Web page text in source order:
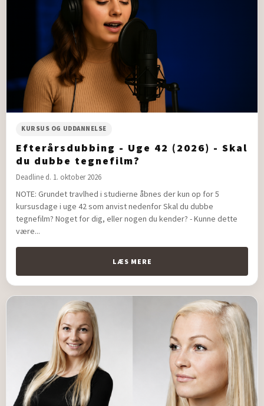
KURSUS OG UDDANNELSE
Efterårsdubbing - Uge 42 (2026) - Skal
du dubbe tegnefilm?
Deadline d. 1. oktober 2026
NOTE: Grundet travlhed i studierne åbnes der kun op for 5
kursusdage i uge 42 som anvist nedenfor Skal du dubbe
tegnefilm? Noget for dig, eller nogen du kender? - Kunne dette
være...
LÆS MERE